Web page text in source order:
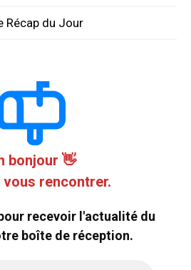
Récap du Jour
bonjour 👋
vous rencontrer.
recevoir l'actualité du
boîte de réception.